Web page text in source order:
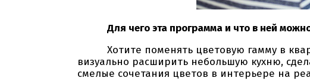
Для чего эта программа и что в ней
Хотите поменять цветовую гамму в
визуально расширить небольшую кухню,
смелые сочетания цветов в интерьере на